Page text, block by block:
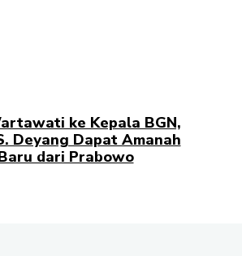
ke Kepala BGN,
Deyang Dapat Amanah
dari Prabowo